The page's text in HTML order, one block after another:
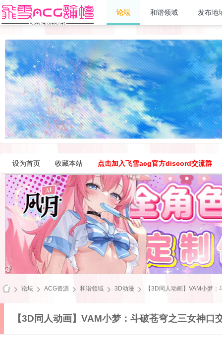
论坛 和谐领域 发布地
设为首页 收藏本站 点击加入飞雪acg官方discord交流群
论坛 ACG资源 和谐领域 3D动漫 【3D同人动画】VAM小梦
【3D同人动画】VAM小梦：斗破苍穹之三女神